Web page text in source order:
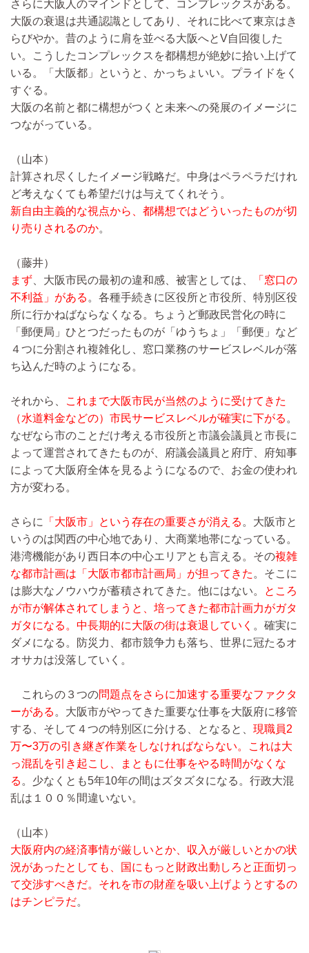
さらに大阪人のマインドとして、コンプレックスがある。
大阪の衰退は共通認識としてあり、それに比べて東京はき
らびやか。昔のように肩を並べる大阪へとV自回復した
い。こうしたコンプレックスを都構想が絶妙に拾い上げて
いる。「大阪都」というと、かっちょいい。プライドをく
すぐる。
大阪の名前と都に構想がつくと未来への発展のイメージに
つながっている。
（山本）
計算され尽くしたイメージ戦略だ。中身はペラペラだけれ
ど考えなくても希望だけは与えてくれそう。
新自由主義的な視点から、都構想ではどういったものが切
り売りされるのか。
（藤井）
まず、大阪市民の最初の違和感、被害としては、
「窓口の
不利益」がある。各種手続きに区役所と市役所、特別区役
所に行かねばならなくなる。ちょうど郵政民営化の時に
「郵便局」ひとつだったものが「ゆうちょ」「郵便」など
４つに分割され複雑化し、窓口業務のサービスレベルが落
ち込んだ時のようになる。
それから、
これまで大阪市民が当然のように受けてきた
（水道料金などの）市民サービスレベルが確実に下がる。
なぜなら市のことだけ考える市役所と市議会議員と市長に
よって運営されてきたものが、府議会議員と府庁、府知事
によって大阪府全体を見るようになるので、お金の使われ
方が変わる。
さらに 「大阪市」という存在の重要さが消える。大阪市と
いうのは関西の中心地であり、大商業地帯になっている。
港湾機能があり西日本の中心エリアとも言える。その複雑
な都市計画は「大阪市都市計画局」が担ってきた。そこに
は膨大なノウハウが蓄積されてきた。他にはない。
ところ
が市が解体されてしまうと、培ってきた都市計画力がガタ
ガタになる。中長期的に大阪の街は衰退していく 。確実に
ダメになる。防災力、都市競争力も落ち、世界に冠たるオ
オサカは没落していく。
これらの３つの問題点をさらに加速する重要なファクタ
ーがある。大阪市がやってきた重要な仕事を大阪府に移管
する、そして４つの特別区に分ける、となると、 現職員2
万〜3万の引き継ぎ作業をしなければならない。これは大
っ混乱を引き起こし、まともに仕事をやる時間がなくな
る。少なくとも5年10年の間はズタズタになる。行政大混
乱は１００％間違いない。
（山本）
大阪府内の経済事情が厳しいとか、収入が厳しいとかの状
況があったとしても、国にもっと財政出動しろと正面切っ
て交渉すべきだ。それを市の財産を吸い上げようとするの
はチンピラだ。